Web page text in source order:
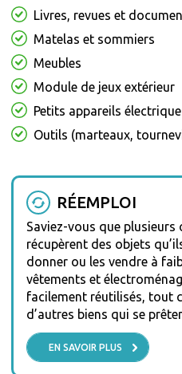
Livres, revues et
Matelas et sommiers
Meubles
Module de jeux extérieur
Petits appareils
Outils (marteaux,
RÉEMPLOI
Saviez-vous que
récupèrent des objets
donner ou les vendre à
vêtements et
facilement réutilisés, tout
d’autres biens qui se
EN SAVOIR PLUS